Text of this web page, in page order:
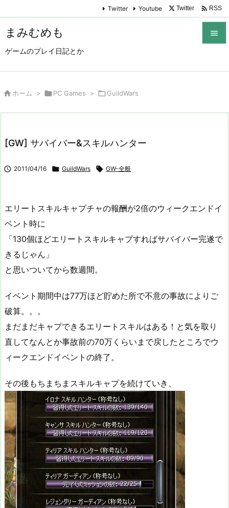
まみむめも
ゲームのプレイ日記とか

Twitter Youtube Twitter  RSS
 ホーム > PC Games > GuildWars
[GW] サバイバー&スキルハンター
 2011/04/16  GuildWars  GW-全般
エリートスキルキャプチャの報酬が2倍のウィークエンドイ
ベント時に
「130個ほどエリートスキルキャプすればサバイバー完遂で
きるじゃん」
と思いついてから数週間。
イベント期間中は77万ほど貯めた所で不意の事故によりご
破算。。。
まだまだキャプできるエリートスキルはある！と気を取り
直してなんとか事故前の70万くらいまで戻したところでウ
ィークエンドイベントの終了。
その後もちまちまスキルキャプを続けていき、